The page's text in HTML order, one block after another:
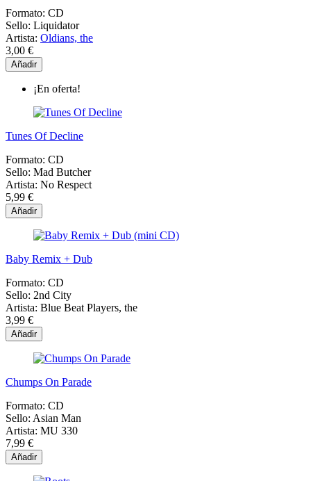
Formato: CD
Sello: Liquidator
Artista: Oldians, the
3,00 €
Añadir
¡En oferta!
Tunes Of Decline
Formato: CD
Sello: Mad Butcher
Artista: No Respect
5,99 €
Añadir
Baby Remix + Dub
Formato: CD
Sello: 2nd City
Artista: Blue Beat Players, the
3,99 €
Añadir
Chumps On Parade
Formato: CD
Sello: Asian Man
Artista: MU 330
7,99 €
Añadir